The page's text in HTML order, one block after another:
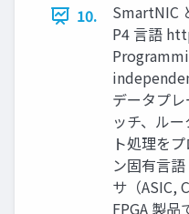
10.
SmartNIC
P4 言語
データプ
ッチ、ル
ト処理を
ン固有言
サ（ASIC,
FPGA 製